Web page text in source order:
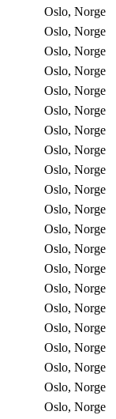
Oslo, Norge
Oslo, Norge
Oslo, Norge
Oslo, Norge
Oslo, Norge
Oslo, Norge
Oslo, Norge
Oslo, Norge
Oslo, Norge
Oslo, Norge
Oslo, Norge
Oslo, Norge
Oslo, Norge
Oslo, Norge
Oslo, Norge
Oslo, Norge
Oslo, Norge
Oslo, Norge
Oslo, Norge
Oslo, Norge
Oslo, Norge